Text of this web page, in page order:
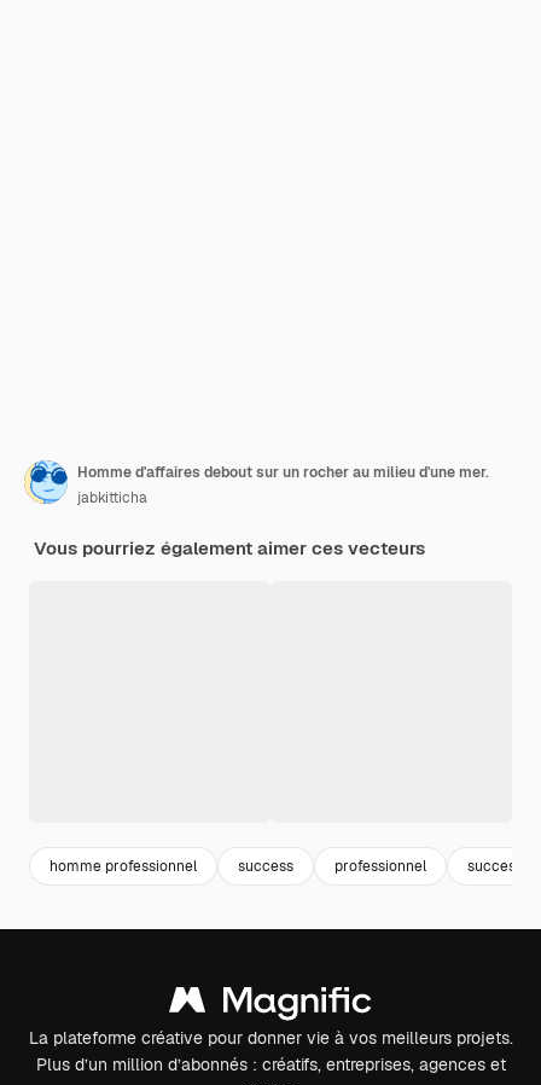
Homme d'affaires debout sur un rocher au milieu d'une mer.
jabkitticha
Vous pourriez également aimer ces vecteurs
homme professionnel success professionnel succes
La plateforme créative pour donner vie à vos meilleurs projets.
Plus d’un million d’abonnés : créatifs, entreprises, agences et